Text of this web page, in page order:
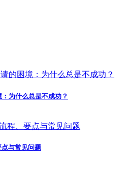
为什么总是不成功？
与常见问题